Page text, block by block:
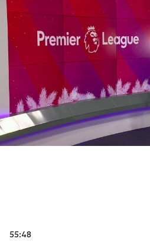
55:48